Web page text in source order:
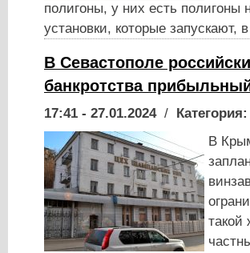
полигоны, у них есть полигоны
установки, которые запускают,
В Севастополе
банкротства
17:41 - 27.01.2024/ Категория:
В
такой